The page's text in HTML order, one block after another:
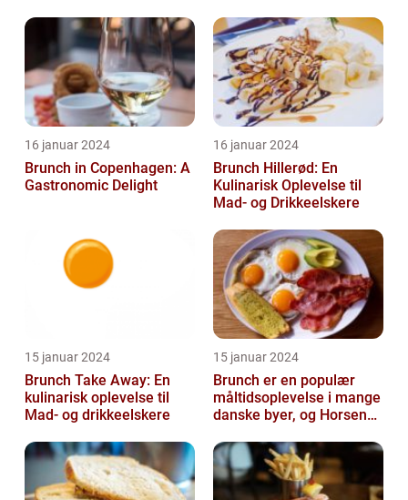
16 januar 2024
Brunch in Copenhagen: A
Gastronomic Delight
16 januar 2024
Brunch Hillerød: En
Kulinarisk Oplevelse til
Mad- og Drikkeelskere
15 januar 2024
Brunch Take Away: En
kulinarisk oplevelse til
Mad- og drikkeelskere
15 januar 2024
Brunch er en populær
måltidsoplevelse i mange
danske byer, og Horsens